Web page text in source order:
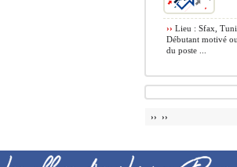
›› Lieu : Sfax,
Débutant motivé
du poste ...
›› ››